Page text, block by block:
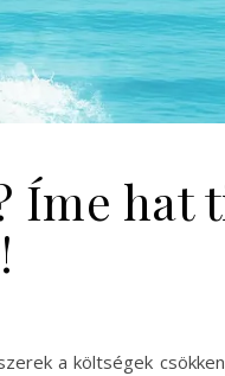
Íme hat
a költségek